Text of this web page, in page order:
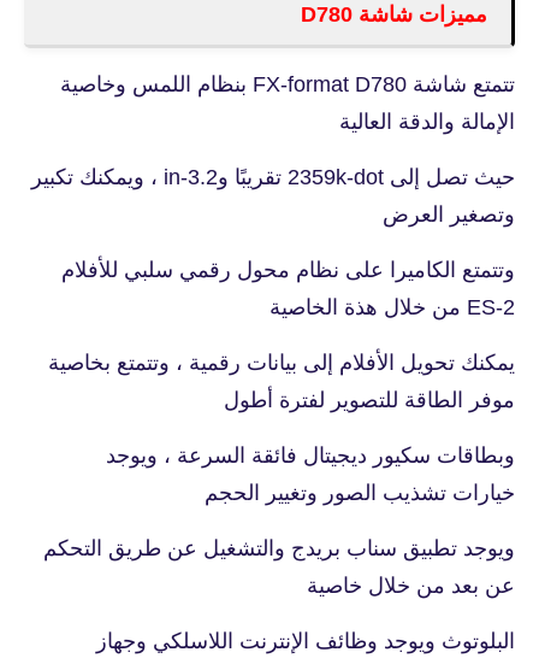
مميزات شاشة D780
تتمتع شاشة FX-format D780 بنظام اللمس وخاصية
الإمالة والدقة العالية
حيث تصل إلى 2359k-dot تقريبًا و3.2-in ، ويمكنك تكبير
وتصغير العرض
وتتمتع الكاميرا على نظام محول رقمي سلبي للأفلام
ES-2 من خلال هذة الخاصية
يمكنك تحويل الأفلام إلى بيانات رقمية ، وتتمتع بخاصية
موفر الطاقة للتصوير لفترة أطول
وبطاقات سكيور ديجيتال فائقة السرعة ، ويوجد
خيارات تشذيب الصور وتغيير الحجم
ويوجد تطبيق سناب بريدج والتشغيل عن طريق التحكم
عن بعد من خلال خاصية
البلوتوث ويوجد وظائف الإنترنت اللاسلكي وجهاز